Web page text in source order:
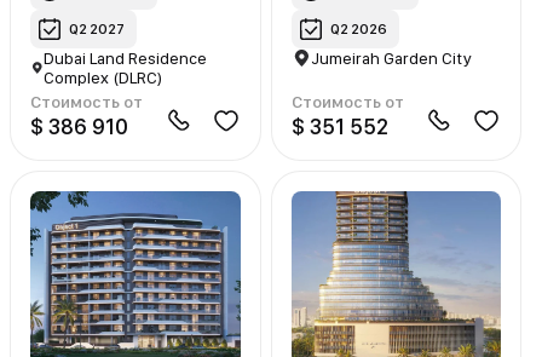
Q2 2027
Dubai Land Residence
Complex (DLRC)
Стоимость от
$ 386 910
Q2 2026
Jumeirah Garden City
Стоимость от
$ 351 552